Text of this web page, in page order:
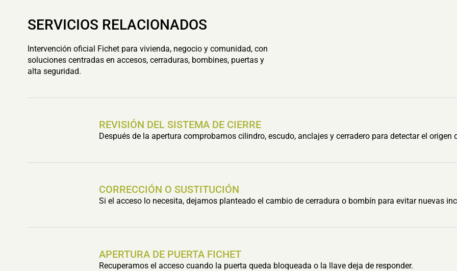
SERVICIOS RELACIONADOS
Intervención oficial Fichet para vivienda, negocio y comunidad, con
soluciones centradas en accesos, cerraduras, bombines, puertas y
alta seguridad.
REVISIÓN DEL SISTEMA DE CIERRE
Después de la apertura comprobamos cilindro, escudo, anclajes y cerradero para detectar el origen
CORRECCIÓN O SUSTITUCIÓN
Si el acceso lo necesita, dejamos planteado el cambio de cerradura o bombín para evitar nuevas
APERTURA DE PUERTA FICHET
Recuperamos el acceso cuando la puerta queda bloqueada o la llave deja de responder.